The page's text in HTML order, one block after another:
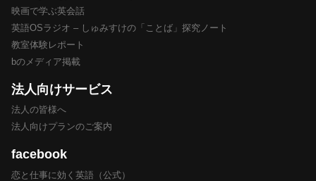
映画で学ぶ英会話
英語OSラジオ – しゅみすけの「ことば」探究ノート
教室体験レポート
bのメディア掲載
法人向けサービス
法人の皆様へ
法人向けプランのご案内
facebook
恋と仕事に効く英語（公式）